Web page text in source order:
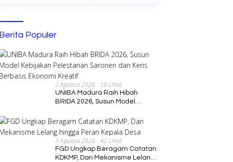
Berita Populer
2 Agustus 2026 59 Lihat
UNIBA Madura Raih Hibah
BRIDA 2026, Susun Model
dan Keris Berbasis Ekonomi
Kreatif
3 Agustus 2026 42 Lihat
FGD Ungkap Beragam Catatan
KDKMP, Dari Mekanisme Lelang